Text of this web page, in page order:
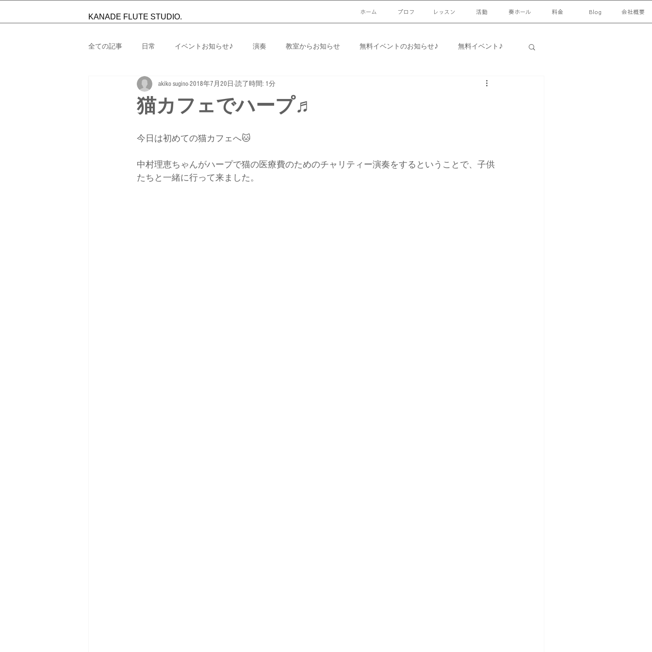
ホーム プロフ レッスン 活動 奏ホール 料金 Blog 会社概要
KANADE FLUTE STUDIO.
全ての記事 日常 イベントお知らせ♪ 演奏 教室からお知らせ 無料イベントのお知らせ♪ 無料イベント♪
教室からお知らせ イベントお知らせ♪
猫カフェでハープ♬
akiko sugino2018年7月20日 読了時間: 1分
今日は初めての猫カフェへ🐱
中村理恵ちゃんがハープで猫の医療費のためのチャリティー演奏をするということで、子供
たちと一緒に行って来ました。